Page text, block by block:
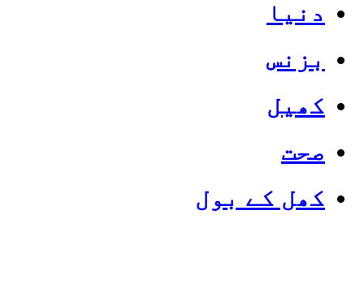
دنیا
بزنس
کھیل
صحت
کھل کے بول